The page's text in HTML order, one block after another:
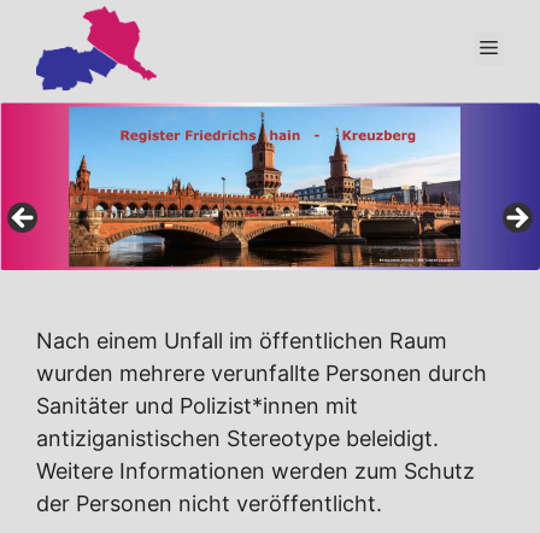
Inhalt
springen
Nach einem Unfall im öffentlichen Raum
wurden mehrere verunfallte Personen durch
Sanitäter und Polizist*innen mit
antiziganistischen Stereotype beleidigt.
Weitere Informationen werden zum Schutz
der Personen nicht veröffentlicht.